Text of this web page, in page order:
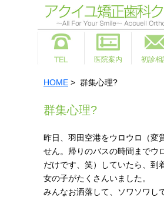
医院案内 初診相
HOME > 群集心理?
群集心理?
昨日、羽田空港をウロウロ（変
せん。帰りのバスの時間までウ
だけです、笑）していたら、到
女の子がたくさんいました。
みんなお洒落して、ソワソワし